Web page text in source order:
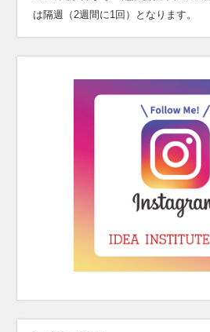
は隔週（2週間に1回）となります。